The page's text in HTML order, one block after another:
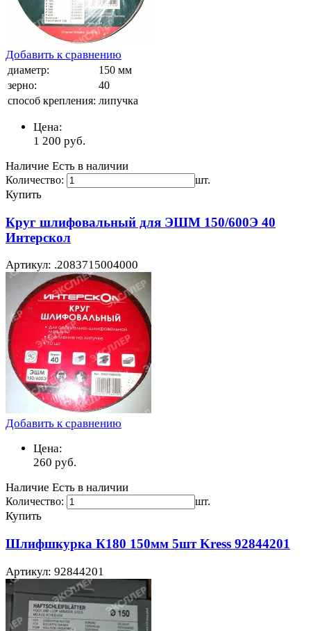
Добавить к сравнению
диаметр:
150 мм
зерно:
40
способ крепления: липучка
Цена:
1 200 руб.
Наличие Есть в наличии
Количество: шт.
Купить
Круг шлифовальный для ЭШМ 150/600Э 40
Интерскол
Артикул: .2083715004000
Добавить к сравнению
Цена:
260 руб.
Наличие Есть в наличии
Количество: шт.
Купить
Шлифшкурка К180 150мм 5шт Kress 92844201
Артикул: 92844201